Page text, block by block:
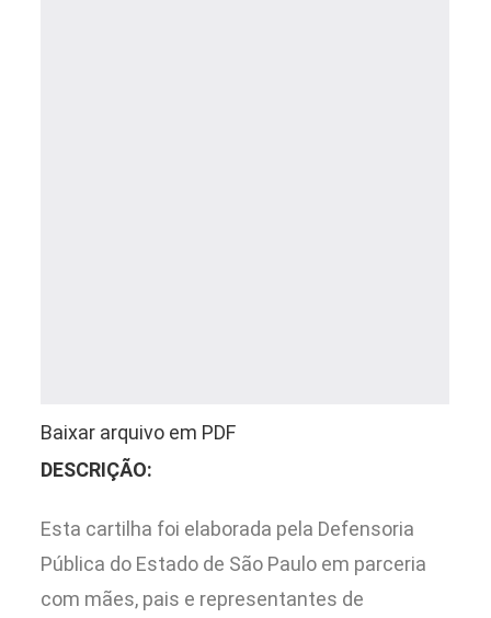
Baixar arquivo em PDF
DESCRIÇÃO:
Esta cartilha foi elaborada pela Defensoria
Pública do Estado de São Paulo em parceria
com mães, pais e representantes de